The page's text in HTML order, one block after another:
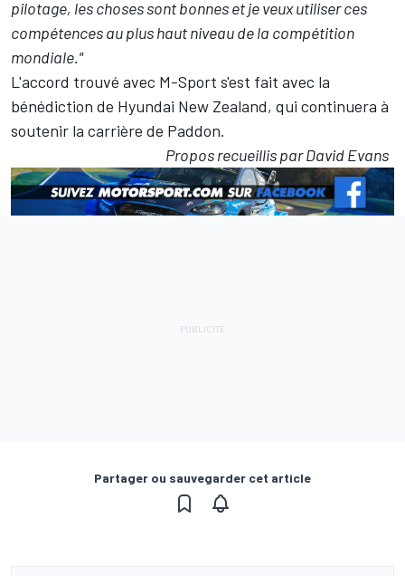
pilotage, les choses sont bonnes et je veux utiliser ces
compétences au plus haut niveau de la compétition
mondiale."
L'accord trouvé avec M-Sport s'est fait avec la
bénédiction de Hyundai New Zealand, qui continuera à
soutenir la carrière de Paddon.
Propos recueillis par David Evans
Partager ou sauvegarder cet article